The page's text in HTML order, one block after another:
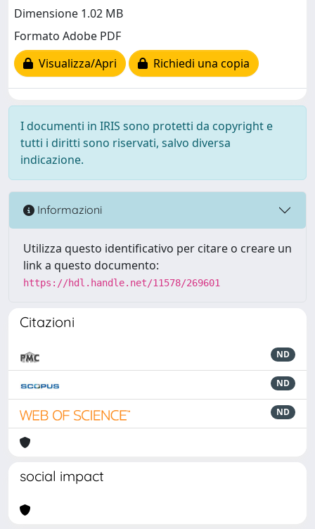
Dimensione 1.02 MB
Formato Adobe PDF
Visualizza/Apri
Richiedi una copia
I documenti in IRIS sono protetti da copyright e
tutti i diritti sono riservati, salvo diversa
indicazione.
Informazioni
Utilizza questo identificativo per citare o creare un
link a questo documento:
https://hdl.handle.net/11578/269601
Citazioni
ND
ND
ND
social impact